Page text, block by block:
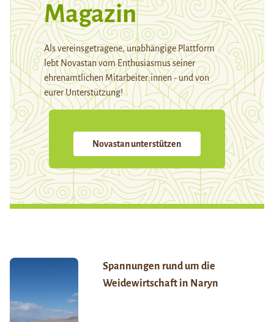
Magazin
Als vereinsgetragene, unabhängige Plattform
lebt Novastan vom Enthusiasmus seiner
ehrenamtlichen Mitarbeiter:innen - und von
eurer Unterstützung!
Novastan unterstützen
Spannungen rund um die
Weidewirtschaft in Naryn